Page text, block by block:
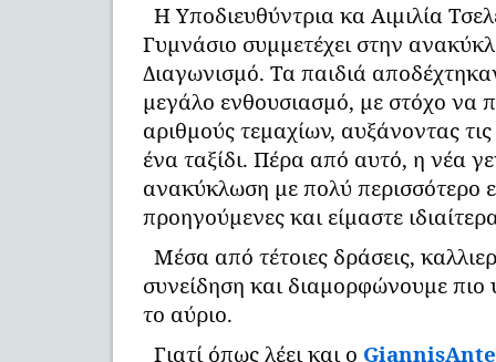
Η Υποδιευθύντρια κα Αιμιλία
Γυμνάσιο συμμετέχει στην
Διαγωνισμό. Τα παιδιά
μεγάλο ενθουσιασμό, με στόχο να
αριθμούς τεμαχίων, αυξάνοντας
ένα ταξίδι. Πέρα από αυτό, η νέα
ανακύκλωση με πολύ περισσότερο
προηγούμενες και είμαστε
Μέσα από τέτοιες δράσεις,
συνείδηση και διαμορφώνουμε πιο
το αύριο.
Γιατί όπως λέει και ο